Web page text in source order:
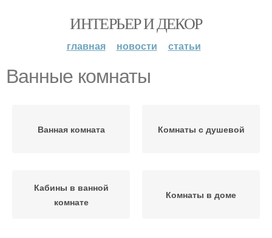
ИНТЕРЬЕР И ДЕКОР
главная новости статьи
Ванные комнаты
Ванная комната Комнаты с душевой
Кабины в ванной
комнате
Комнаты в доме